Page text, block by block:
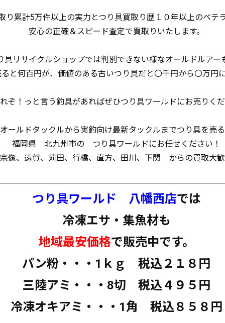
累計5万件以上の実力とつり具買取り歴１０年以上のベテ
安心の正確＆スピード査定で買取りいたします。
リサイクルショップでは判別できない様なオールドルアー
と何百円が、価値のある古いつり具だと〇千円から〇万円
！っと言う釣具があればぜひつり具ワールドにお売りく
ルドタックルから実釣向け最新タックルまでつり具を売
福岡県 北九州市の つり具ワールドにお任せください！
像、遠賀、苅田、行橋、直方、田川、下関 からの買取大
つり具ワールド 八幡西店では
冷凍エサ・集魚材も
地域最安価格で販売中です。
パン粉・・・1ｋｇ 税込２１８円
三陸アミ・・・8切 税込４９５円
冷凍オキアミ・・・1角 税込８５８円